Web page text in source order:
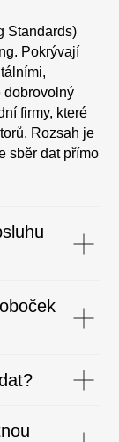
Standards)
Pokrývají
dobrovolný
firmy, které
Rozsah je
sběr dat přímo